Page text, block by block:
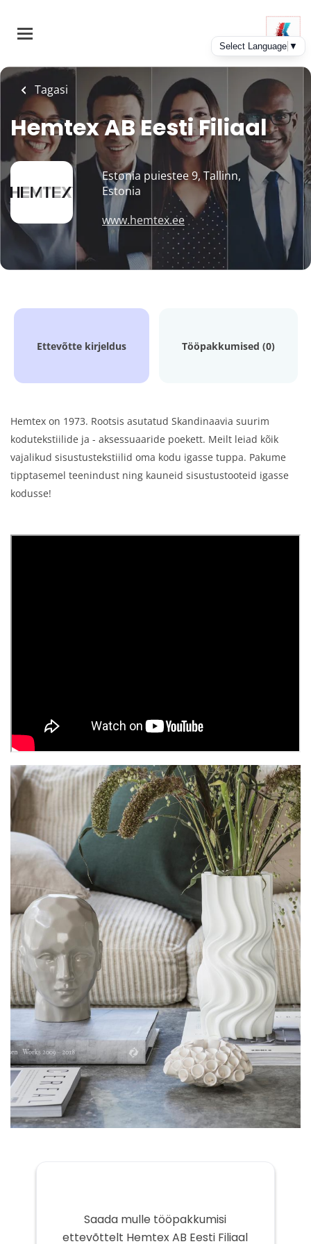
main
Tagasi
Hemtex AB Eesti Filiaal
Estonia puiestee 9, Tallinn,
Estonia
www.hemtex.ee
Ettevõtte kirjeldus Tööpakkumised (0)
Hemtex on 1973. Rootsis asutatud Skandinaavia suurim
kodutekstiilide ja - aksessuaaride poekett. Meilt leiad kõik
vajalikud sisustustekstiilid oma kodu igasse tuppa. Pakume
tipptasemel teenindust ning kauneid sisustustooteid igasse
kodusse!
Saada mulle tööpakkumisi
ettevõttelt Hemtex AB Eesti Filiaal